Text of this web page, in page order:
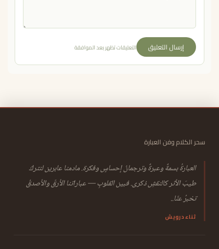
إرسال التعليق التعليقات تظهر بعد الموافقة
سحر الكلام وفن العبارة
العبارةُ بسمةٌ وعبرةٌ وترجمانُ إحساسٍ وفكرة. مادمنا عابرين لنتركَ
طيبَ الأثر كالنقشِ ذكرى. فبين القلوبِ — عباراتنا الأرقّ والأصدقُ
تخبرُ عنّا..
ثناء درويش